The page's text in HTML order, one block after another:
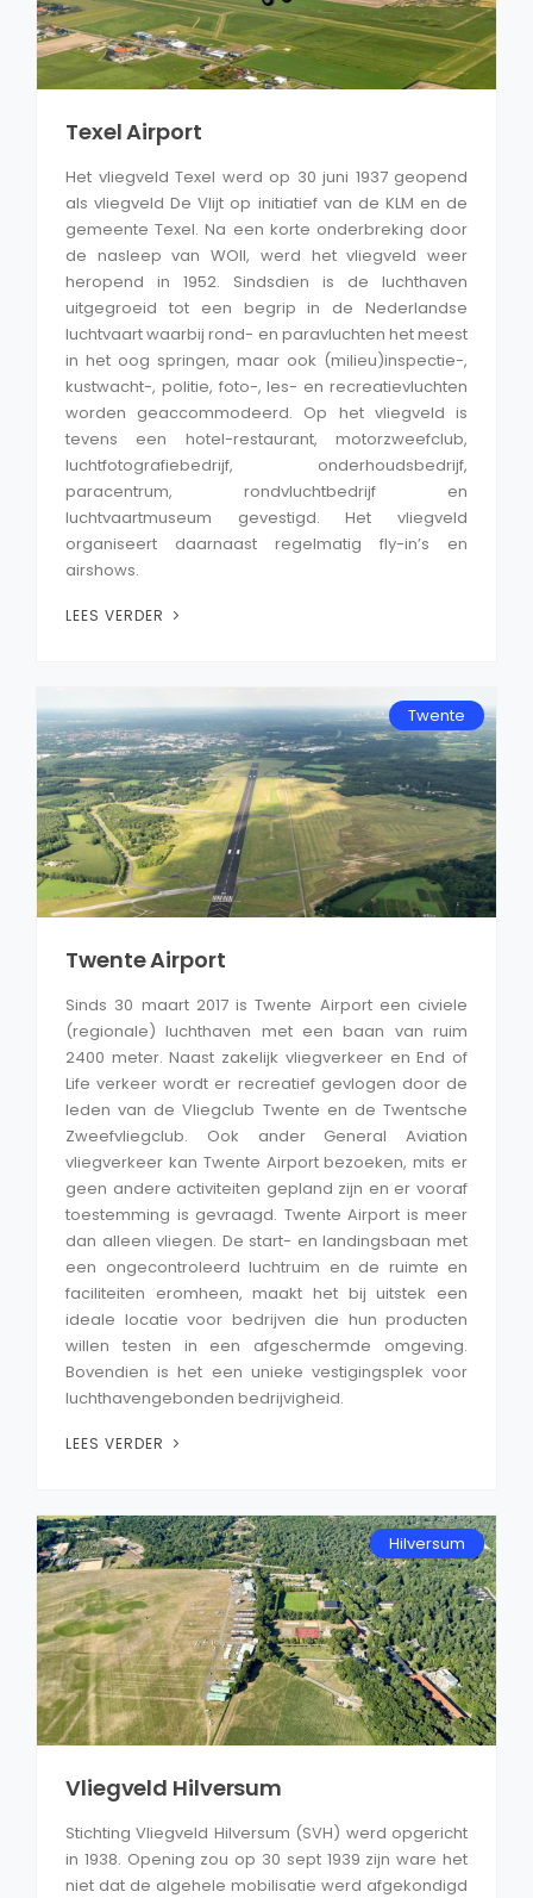
Texel Airport
Het vliegveld Texel werd op 30 juni 1937 geopend
als vliegveld De Vlijt op initiatief van de KLM en de
gemeente Texel. Na een korte onderbreking door
de nasleep van WOII, werd het vliegveld weer
heropend in 1952. Sindsdien is de luchthaven
uitgegroeid tot een begrip in de Nederlandse
luchtvaart waarbij rond- en paravluchten het meest
in het oog springen, maar ook (milieu)inspectie-,
kustwacht-, politie, foto-, les- en recreatievluchten
worden geaccommodeerd. Op het vliegveld is
tevens een hotel-restaurant, motorzweefclub,
luchtfotografiebedrijf, onderhoudsbedrijf,
paracentrum, rondvluchtbedrijf en
luchtvaartmuseum gevestigd. Het vliegveld
organiseert daarnaast regelmatig fly-in’s en
airshows.
LEES VERDER
Twente
Twente Airport
Sinds 30 maart 2017 is Twente Airport een civiele
(regionale) luchthaven met een baan van ruim
2400 meter. Naast zakelijk vliegverkeer en End of
Life verkeer wordt er recreatief gevlogen door de
leden van de Vliegclub Twente en de Twentsche
Zweefvliegclub. Ook ander General Aviation
vliegverkeer kan Twente Airport bezoeken, mits er
geen andere activiteiten gepland zijn en er vooraf
toestemming is gevraagd. Twente Airport is meer
dan alleen vliegen. De start- en landingsbaan met
een ongecontroleerd luchtruim en de ruimte en
faciliteiten eromheen, maakt het bij uitstek een
ideale locatie voor bedrijven die hun producten
willen testen in een afgeschermde omgeving.
Bovendien is het een unieke vestigingsplek voor
luchthavengebonden bedrijvigheid.
LEES VERDER
Hilversum
Vliegveld Hilversum
Stichting Vliegveld Hilversum (SVH) werd opgericht
in 1938. Opening zou op 30 sept 1939 zijn ware het
niet dat de algehele mobilisatie werd afgekondigd